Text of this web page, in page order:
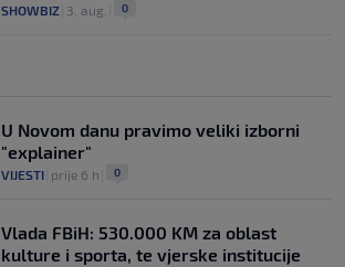
SHOWBIZ 3. aug. 0
U Novom danu pravimo veliki izborni
"explainer"
VIJESTI prije 6 h 0
Vlada FBiH: 530.000 KM za oblast
kulture i sporta, te vjerske institucije